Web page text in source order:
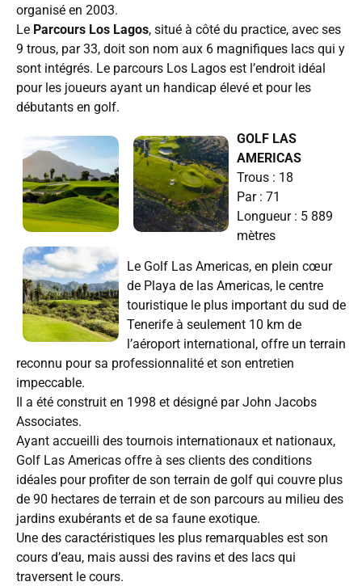
organisé en 2003.
Le Parcours Los Lagos, situé à côté du practice, avec ses
9 trous, par 33, doit son nom aux 6 magnifiques lacs qui y
sont intégrés. Le parcours Los Lagos est l’endroit idéal
pour les joueurs ayant un handicap élevé et pour les
débutants en golf.
GOLF LAS
AMERICAS
Trous : 18
Par : 71
Longueur : 5 889
mètres
Le Golf Las Americas, en plein cœur
de Playa de las Americas, le centre
touristique le plus important du sud de
Tenerife à seulement 10 km de
l’aéroport international, offre un terrain
reconnu pour sa professionnalité et son entretien
impeccable.
Il a été construit en 1998 et désigné par John Jacobs
Associates.
Ayant accueilli des tournois internationaux et nationaux,
Golf Las Americas offre à ses clients des conditions
idéales pour profiter de son terrain de golf qui couvre plus
de 90 hectares de terrain et de son parcours au milieu des
jardins exubérants et de sa faune exotique.
Une des caractéristiques les plus remarquables est son
cours d’eau, mais aussi des ravins et des lacs qui
traversent le cours.